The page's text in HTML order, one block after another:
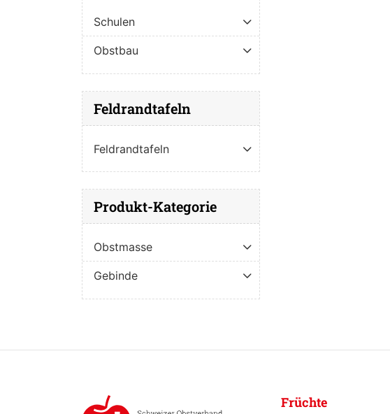
Schulen
Obstbau
Feldrandtafeln
Feldrandtafeln
Produkt-Kategorie
Obstmasse
Gebinde
Früchte